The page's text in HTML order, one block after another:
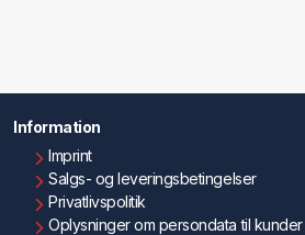
Information
Imprint
Salgs- og leveringsbetingelser
Privatlivspolitik
Oplysninger om persondata til kunder